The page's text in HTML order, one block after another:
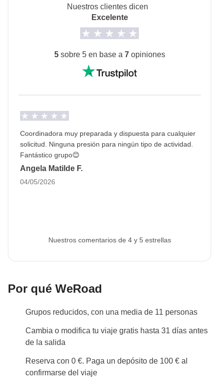
habitación compartida con cama de matrimonio.
Para más información, contacta con el
Coordinador de tu viaje.
Los alojamientos seleccionados se encuentran
generalmente en las zonas de Copacabana,
Botafogo, Flamengo o Lapa, según disponibilidad.
La opción de habitación privada no está
Transporte
Nos moveremos usando el transporte local.
Las actividades del programa podrían sufrir
Nuestros clientes dicen
Excelente
5sobre 5 en base a 7opiniones
Coordinadora muy preparada y dispuesta para cualquier
solicitud. Ninguna presión para ningún tipo de actividad.
Fantástico grupo😊
Angela Matilde F.
04/05/2026
Nuestros comentarios de 4 y 5 estrellas
Por qué WeRoad
Grupos reducidos, con una media de 11 personas
Cambia o modifica tu viaje gratis hasta 31 días antes
de la salida
Reserva con 0 €. Paga un depósito de 100 € al
confirmarse del viaje